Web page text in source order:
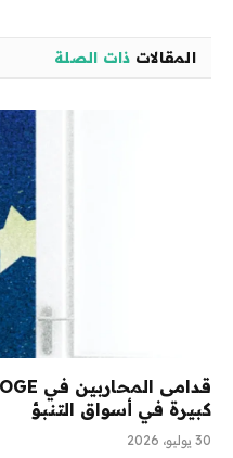
المقالات ذات الصلة
كبيرة في أسواق التنبؤ
30 يوليو، 2026